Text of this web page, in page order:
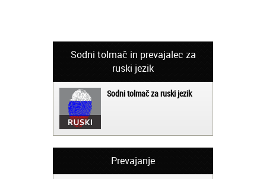
Sodni tolmač in prevajalec za
ruski jezik
Sodni tolmač za ruski jezik
Prevajanje